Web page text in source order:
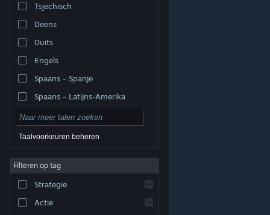
© Valve Corporation. Alle rechten voorbehouden. Alle
handelsmerken zijn eigendom van hun respectieve
Privacybeleid|Juridische informatie
Toegankelijkheid
|
Terugbetalingen
Tsjechisch
Deens
Duits
Engels
Spaans - Spanje
Spaans - Latijns-Amerika
Taalvoorkeuren beheren
Filteren op tag
Strategie
Actie